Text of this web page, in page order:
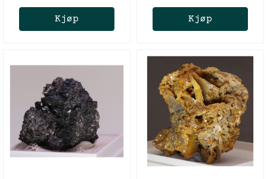
Kjøp Kjøp